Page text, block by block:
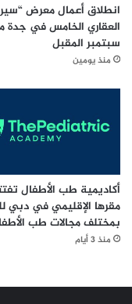
انطلاق أعمال معرض
العقاري الخامس في جدة
سبتمبر المقبل
منذ يومين
أكاديمية طب الأطفال
مقرها الإقليمي في دبي
بمختلف مجالات طب
منذ 3 أيام